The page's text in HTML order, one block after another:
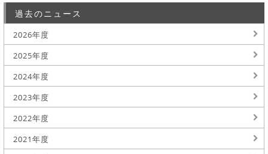
過去のニュース
2026年度
2025年度
2024年度
2023年度
2022年度
2021年度